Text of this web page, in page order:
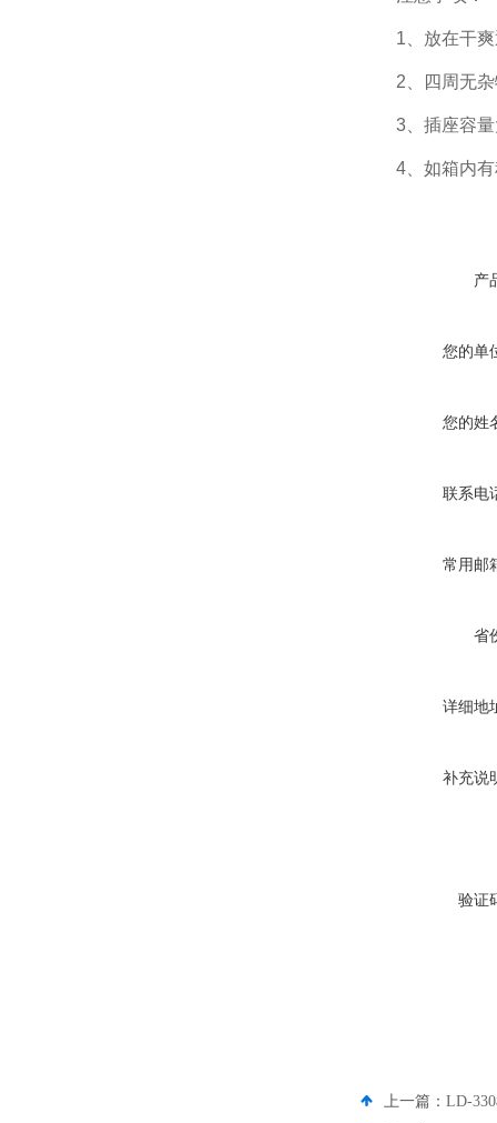
1、放在干爽
2、四周无杂
3、插座容量
4、如箱内有
产
您的单
您的姓
联系电
常用邮
省
详细地
补充说
验证
上一篇： LD-